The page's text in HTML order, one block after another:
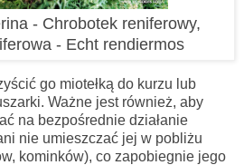
- Chrobotek reniferowy,
- Echt rendiermos
go miotełką do kurzu lub
Ważne jest również, aby
na bezpośrednie działanie
nie umieszczać jej w pobliżu
kominków), co zapobiegnie jego